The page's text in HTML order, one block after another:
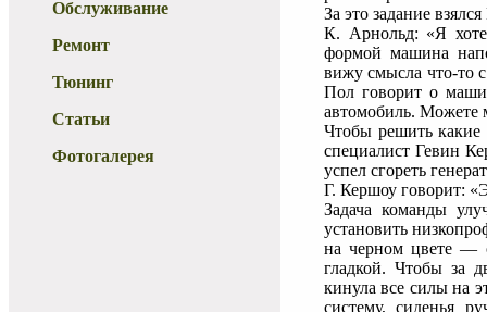
Обслуживание
Ремонт
Тюнинг
Статьи
Фотогалерея
За это задание
К. Арнольд: «Я
формой машина
вижу смысла что-то
Пол говорит о
автомобиль. Можете
Чтобы решить какие
специалист Гевин
успел сгореть
Г. Кершоу говорит:
Задача команды
установить
на черном цвете —
гладкой. Чтобы за
кинула все силы на
систему, сиденья